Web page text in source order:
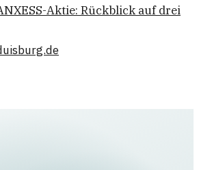
Aktie: Rückblick auf drei